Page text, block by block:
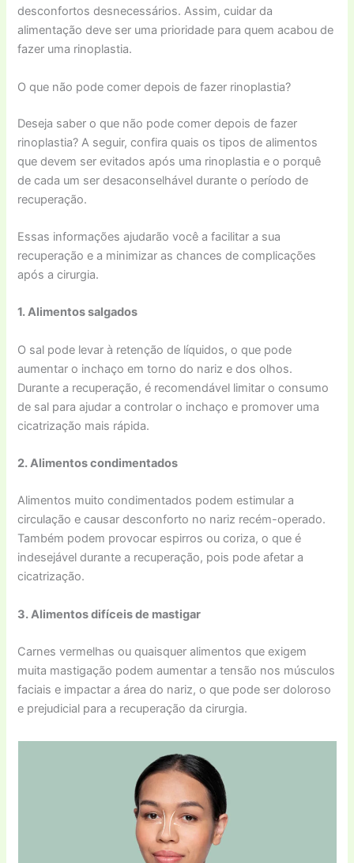
desconfortos desnecessários. Assim, cuidar da
alimentação deve ser uma prioridade para quem acabou de
fazer uma rinoplastia.
O que não pode comer depois de fazer rinoplastia?
Deseja saber o que não pode comer depois de fazer
rinoplastia? A seguir, confira quais os tipos de alimentos
que devem ser evitados após uma rinoplastia e o porquê
de cada um ser desaconselhável durante o período de
recuperação.
Essas informações ajudarão você a facilitar a sua
recuperação e a minimizar as chances de complicações
após a cirurgia.
1. Alimentos salgados
O sal pode levar à retenção de líquidos, o que pode
aumentar o inchaço em torno do nariz e dos olhos.
Durante a recuperação, é recomendável limitar o consumo
de sal para ajudar a controlar o inchaço e promover uma
cicatrização mais rápida.
2. Alimentos condimentados
Alimentos muito condimentados podem estimular a
circulação e causar desconforto no nariz recém-operado.
Também podem provocar espirros ou coriza, o que é
indesejável durante a recuperação, pois pode afetar a
cicatrização.
3. Alimentos difíceis de mastigar
Carnes vermelhas ou quaisquer alimentos que exigem
muita mastigação podem aumentar a tensão nos músculos
faciais e impactar a área do nariz, o que pode ser doloroso
e prejudicial para a recuperação da cirurgia.